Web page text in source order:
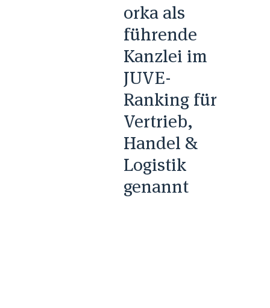
orka als
führende
Kanzlei im
JUVE-
Ranking für
Vertrieb,
Handel &
Logistik
genannt